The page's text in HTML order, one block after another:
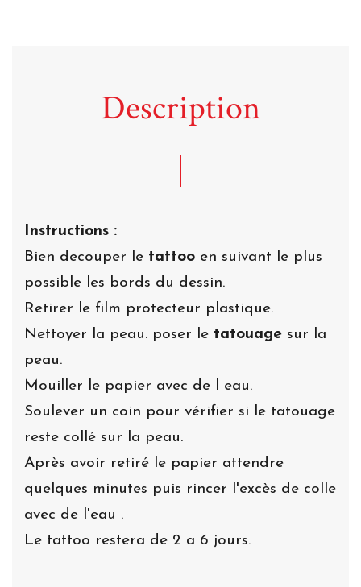
Description
Instructions :
Bien decouper le tattoo en suivant le plus
possible les bords du dessin.
Retirer le film protecteur plastique.
Nettoyer la peau. poser le tatouage sur la
peau.
Mouiller le papier avec de l eau.
Soulever un coin pour vérifier si le tatouage
reste collé sur la peau.
Après avoir retiré le papier attendre
quelques minutes puis rincer l'excès de colle
avec de l'eau .
Le tattoo restera de 2 a 6 jours.